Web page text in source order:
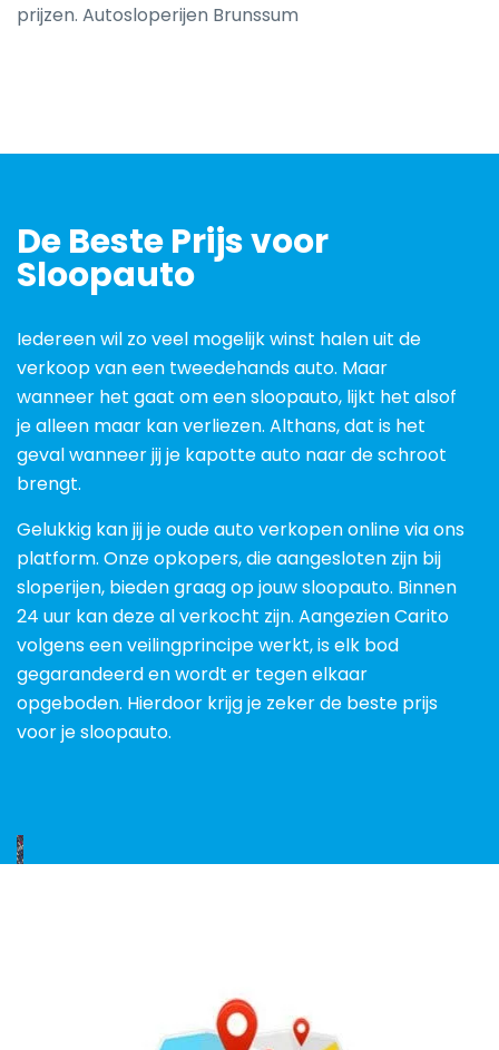
prijzen. Autosloperijen Brunssum
De Beste Prijs voor
Sloopauto
Iedereen wil zo veel mogelijk winst halen uit de
verkoop van een tweedehands auto. Maar
wanneer het gaat om een sloopauto, lijkt het alsof
je alleen maar kan verliezen. Althans, dat is het
geval wanneer jij je kapotte auto naar de schroot
brengt.
Gelukkig kan jij je oude auto verkopen online via ons
platform. Onze opkopers, die aangesloten zijn bij
sloperijen, bieden graag op jouw sloopauto. Binnen
24 uur kan deze al verkocht zijn. Aangezien Carito
volgens een veilingprincipe werkt, is elk bod
gegarandeerd en wordt er tegen elkaar
opgeboden. Hierdoor krijg je zeker de beste prijs
voor je sloopauto.